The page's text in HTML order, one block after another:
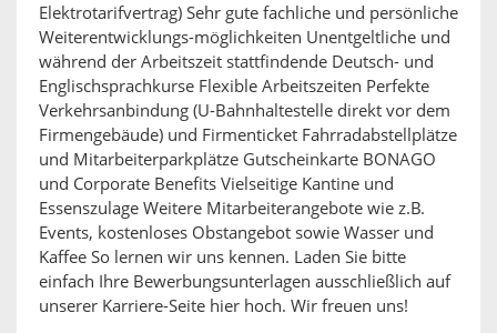
Elektrotarifvertrag) Sehr gute fachliche und persönliche
Weiterentwicklungs-möglichkeiten Unentgeltliche und
während der Arbeitszeit stattfindende Deutsch- und
Englischsprachkurse Flexible Arbeitszeiten Perfekte
Verkehrsanbindung (U-Bahnhaltestelle direkt vor dem
Firmengebäude) und Firmenticket Fahrradabstellplätze
und Mitarbeiterparkplätze Gutscheinkarte BONAGO
und Corporate Benefits Vielseitige Kantine und
Essenszulage Weitere Mitarbeiterangebote wie z.B.
Events, kostenloses Obstangebot sowie Wasser und
Kaffee So lernen wir uns kennen. Laden Sie bitte
einfach Ihre Bewerbungsunterlagen ausschließlich auf
unserer Karriere-Seite hier hoch. Wir freuen uns!